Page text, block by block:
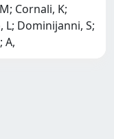
Cornali, K;
L; Dominijanni, S;
A,